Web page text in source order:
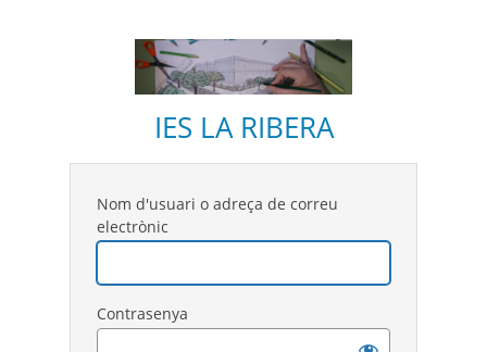
IES LA RIBERA
Nom d'usuari o adreça de correu
electrònic
Contrasenya